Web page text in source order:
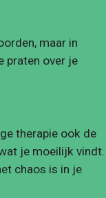
maar in
praten over je
therapie ook de
je moeilijk vindt.
chaos is in je